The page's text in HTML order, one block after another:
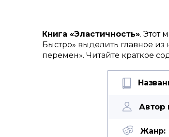
Книга «Эластичность». Этот
Быстро» выделить главное
перемен». Читайте краткое
Автор
Жанр: